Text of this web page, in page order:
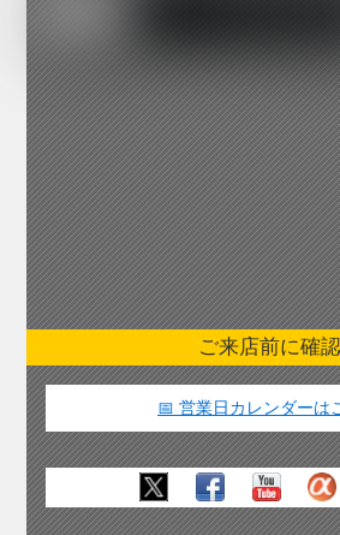
ご来店前に確認
📅 営業日カレンダーは